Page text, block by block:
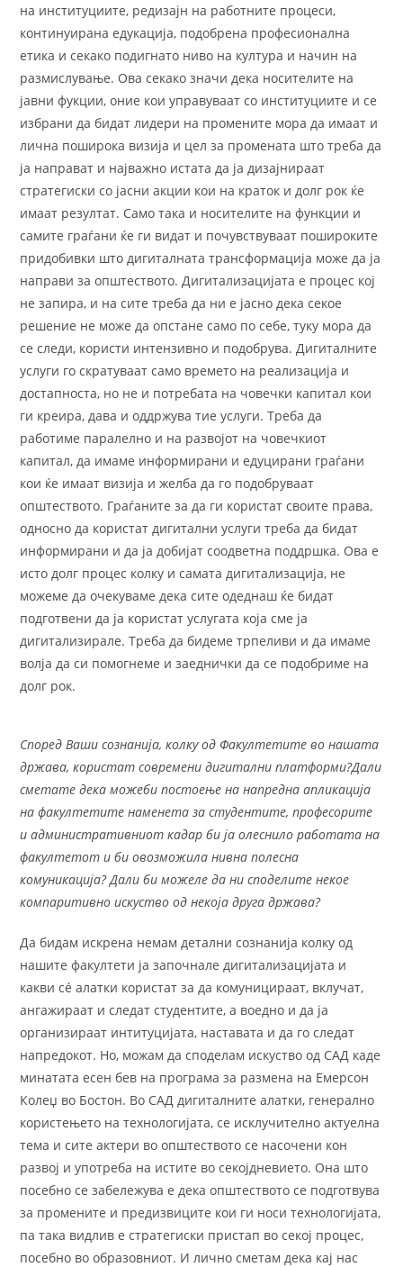
на институциите, редизајн на работните процеси,
континуирана едукација, подобрена професионална
етика и секако подигнато ниво на култура и начин на
размислување. Ова секако значи дека носителите на
јавни фукции, оние кои управуваат со институциите и се
избрани да бидат лидери на промените мора да имаат и
лична поширока визија и цел за промената што треба да
ја направат и најважно истата да ја дизајнираат
стратегиски со јасни акции кои на краток и долг рок ќе
имаат резултат. Само така и носителите на функции и
самите граѓани ќе ги видат и почувствуваат пошироките
придобивки што дигиталната трансформација може да ја
направи за општеството. Дигитализацијата е процес кој
не запира, и на сите треба да ни е јасно дека секое
решение не може да опстане само по себе, туку мора да
се следи, користи интензивно и подобрува. Дигиталните
услуги го скратуваат само времето на реализација и
достапноста, но не и потребата на човечки капитал кои
ги креира, дава и оддржува тие услуги. Треба да
работиме паралелно и на развојот на човечкиот
капитал, да имаме информирани и едуцирани граѓани
кои ќе имаат визија и желба да го подобруваат
општеството. Граѓаните за да ги користат своите права,
односно да користат дигитални услуги треба да бидат
информирани и да ја добијат соодветна поддршка. Ова е
исто долг процес колку и самата дигитализација, не
можеме да очекуваме дека сите одеднаш ќе бидат
подготвени да ја користат услугата која сме ја
дигитализирале. Треба да бидеме трпеливи и да имаме
волја да си помогнеме и заеднички да се подобриме на
долг рок.
Според Ваши сознанија, колку од Факултетите во нашата
држава, користат современи дигитални платформи?Дали
сметате дека можеби постоење на напредна апликација
на факултетите наменета за студентите, професорите
и административниот кадар би ја олеснило работата на
факултетот и би овозможила нивна полесна
комуникација? Дали би можеле да ни споделите некое
компаритивно искуство од некоја друга држава?
Да бидам искрена немам детални сознанија колку од
нашите факултети ја започнале дигитализацијата и
какви сé алатки користат за да комуницираат, вклучат,
ангажираат и следат студентите, а воедно и да ја
организираат интитуцијата, наставата и да го следат
напредокот. Но, можам да споделам искуство од САД каде
минатата есен бев на програма за размена на Емерсон
Колеџ во Бостон. Во САД дигиталните алатки, генерално
користењето на технологијата, се исклучително актуелна
тема и сите актери во општеството се насочени кон
развој и употреба на истите во секојдневието. Она што
посебно се забележува е дека општеството се подготвува
за промените и предизвиците кои ги носи технологијата,
па така видлив е стратегиски пристап во секој процес,
посебно во образовниот. И лично сметам дека кај нас